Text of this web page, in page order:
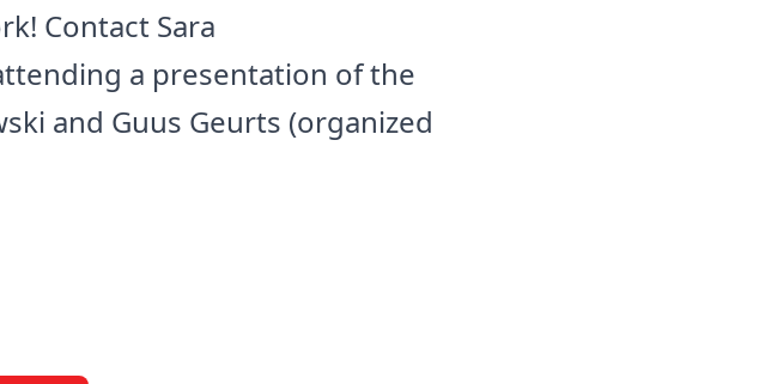
Contact Sara
a presentation of the
and Guus Geurts (organized